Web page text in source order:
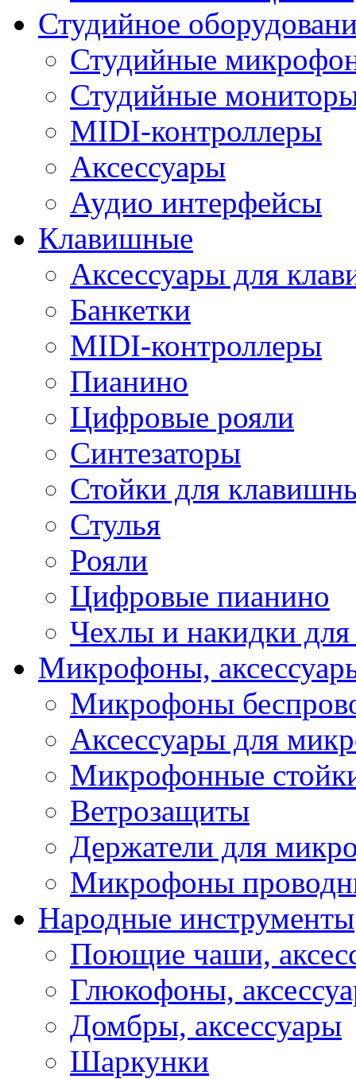
Студийное
Студийные
Студийные
MIDI-контроллеры
Аксессуары
Аудио интерфейсы
Клавишные
Аксессуары для
Банкетки
MIDI-контроллеры
Пианино
Цифровые рояли
Синтезаторы
Стойки для
Стулья
Рояли
Цифровые пианино
Чехлы и накидки
Микрофоны,
Микрофоны
Аксессуары для
Микрофонные
Ветрозащиты
Держатели для
Микрофоны
Народные инструменты
Поющие чаши,
Глюкофоны,
Домбры, аксессуары
Шаркунки